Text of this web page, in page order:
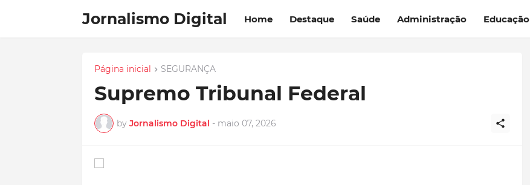
Jornalismo Digital Home Destaque Saúde Administração Educação
Página inicial SEGURANÇA
Supremo Tribunal Federal
by Jornalismo Digital - maio 07, 2026